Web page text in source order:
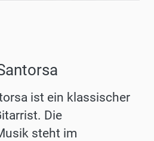
ist ein klassischer
Die
steht im